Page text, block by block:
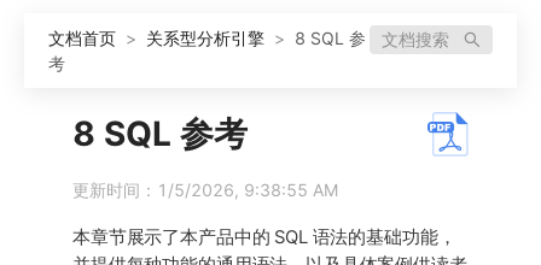
文档首页 > 关系型分析引擎 > 8 SQL 参
考
文档搜索
8 SQL 参考
更新时间：1/5/2026, 9:38:55 AM
本章节展示了本产品中的 SQL 语法的基础功能，